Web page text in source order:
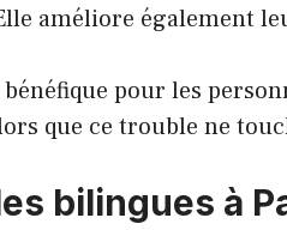
améliore également
pour les
que ce trouble ne
bilingues à